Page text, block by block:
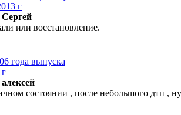
г
или восстановление.
состоянии , после небольшого дтп ,